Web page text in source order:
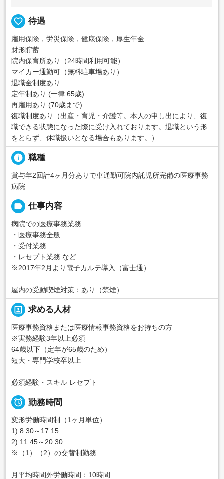
favorite_border 待遇
雇用保険，労災保険，健康保険，厚生年金
財形貯蓄
院内保育所あり（24時間利用可能）
マイカー通勤可（無料駐車場あり）
退職金制度あり
定年制あり (一律 65歳)
再雇用あり (70歳まで)
復職制度あり（出産・育児・介護等。本人の申し出により、復
職できる状態になった際に受け入れております。退職という形
をとらず、休職扱いとなる場合もあります。）
info 職種
賞与年2回計4ヶ月分ありで車通勤可院内託児所完備の医療事務
病院
label 仕事内容
病院での医療事務業務
・医療事務全般
・受付業務
・レセプト業務 など
※2017年2月より電子カルテ導入（富士通）
屋内の受動喫煙対策：あり（禁煙）
portrait 求める人材
医療事務資格または医療情報事務資格をお持ちの方
※実務経験3年以上必須
64歳以下（定年が65歳のため）
短大・専門学校卒以上
必須経験・スキル レセプト
 勤務時間
変形労働時間制（1ヶ月単位）
1) 8:30～17:15
2) 11:45～20:30
※（1）（2）の交替制勤務
月平均時間外労働時間：10時間